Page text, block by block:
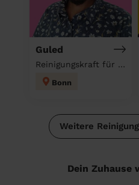
Guled
Reinigungskraft für deinen Haushalt
Bonn
Weitere
Dein Zuhause